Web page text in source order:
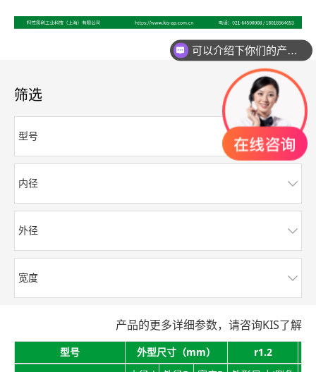
筛选
型号
内径
外径
宽度
产品的更多详细参数，请咨询KIS了解
型号 外型尺寸（mm） r1.2
可以介绍下你们的产品么？